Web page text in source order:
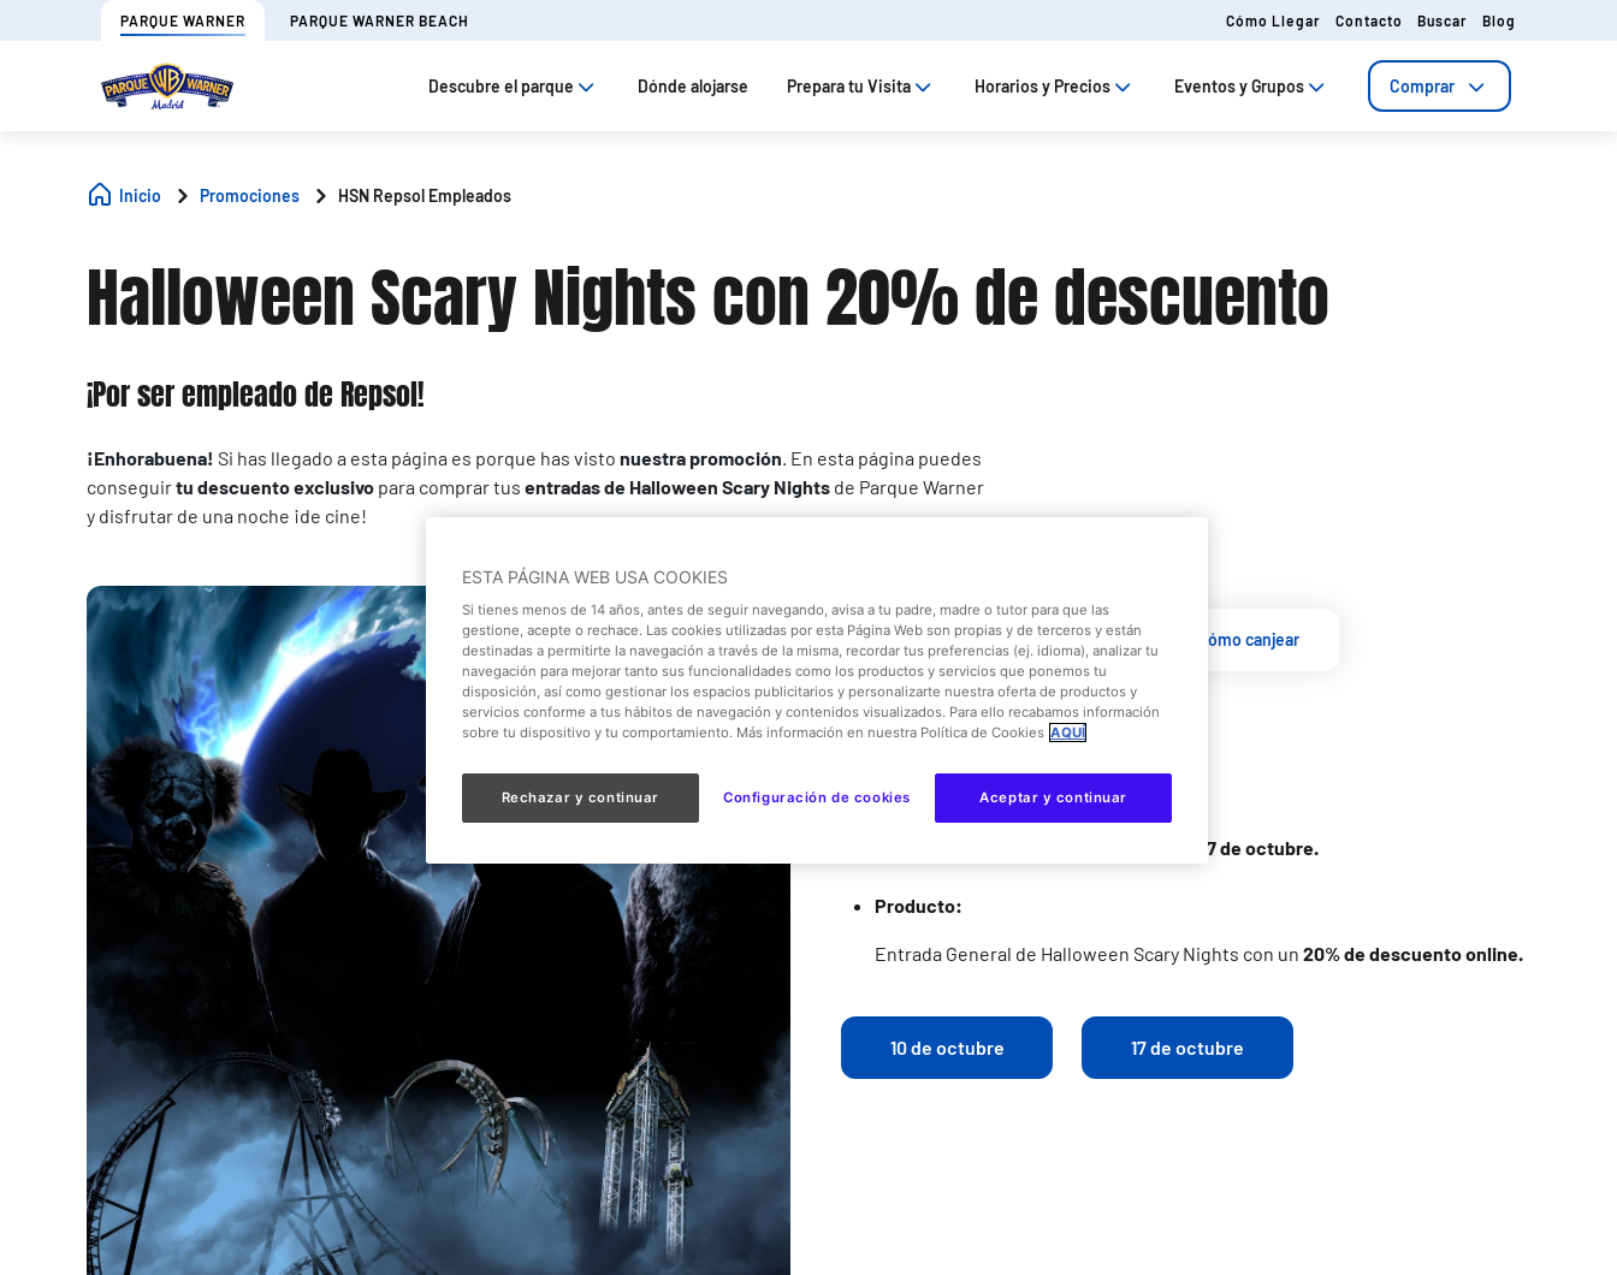
PARQUE WARNER PARQUE WARNER BEACH Cómo Llegar Contacto Buscar Blog
Descubre el parque Dónde alojarse Prepara tu Visita Horarios y Precios Eventos y Grupos Comprar
Inicio Promociones HSN Repsol Empleados
Halloween Scary Nights con 20% de descuento
¡Por ser empleado de Repsol!
¡Enhorabuena! Si has llegado a esta página es porque has visto nuestra promoción. En esta página puedes
conseguirtu descuento exclusivo para comprar tus entradas de Halloween Scary Nights de Parque Warner
y disfrutar de una noche ¡de cine!
Descuento Cómo canjear
Información
Validez:
17 de octubre.
Producto:
Entrada General de Halloween Scary Nights con un 20% de descuento online.
10 de octubre 17 de octubre
ESTA PÁGINA WEB USA COOKIES
Si tienes menos de 14 años, antes de seguir navegando, avisa a tu padre, madre o tutor para que las
gestione, acepte o rechace. Las cookies utilizadas por esta Página Web son propias y de terceros y están
destinadas a permitirte la navegación a través de la misma, recordar tus preferencias (ej. idioma), analizar tu
navegación para mejorar tanto sus funcionalidades como los productos y servicios que ponemos tu
disposición, así como gestionar los espacios publicitarios y personalizarte nuestra oferta de productos y
servicios conforme a tus hábitos de navegación y contenidos visualizados. Para ello recabamos información
sobre tu dispositivo y tu comportamiento. Más información en nuestra Política de Cookies AQUÍ
Rechazar y continuar Aceptar y continuar
Configuración de cookies